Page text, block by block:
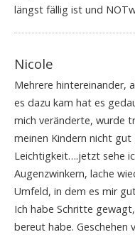
längst fällig ist und
Nicole
Mehrere hintereinander,
es dazu kam hat es
mich veränderte, wurde
meinen Kindern nicht
Leichtigkeit….jetzt sehe
Augenzwinkern, lache
Umfeld, in dem es mir
Ich habe Schritte
bereut habe. Geschehen